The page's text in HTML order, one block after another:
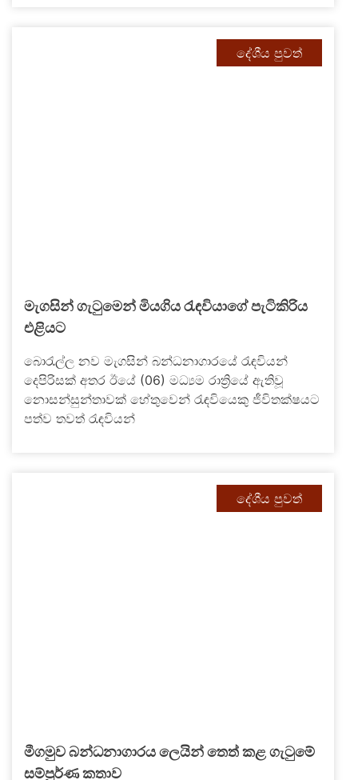
දේශීය පුවත්
මැගසින් ගැටුමෙන් මියගිය රැඳවියාගේ පැටිකිරිය
එළියට
බොරැල්ල නව මැගසින් බන්ධනාගාරයේ රැඳවියන්
දෙපිරිසක් අතර ඊයේ (06) මධ්‍යම රාත්‍රියේ ඇතිවූ
නොසන්සුන්තාවක් හේතුවෙන් රැඳවියෙකු ජීවිතක්ෂයට
පත්ව තවත් රැඳවියන්
දේශීය පුවත්
මීගමුව බන්ධනාගාරය ලෙයින් තෙත් කළ ගැටුමේ
සම්පූර්ණ කතාව